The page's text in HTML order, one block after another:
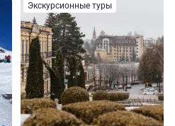
Экскурсионные туры